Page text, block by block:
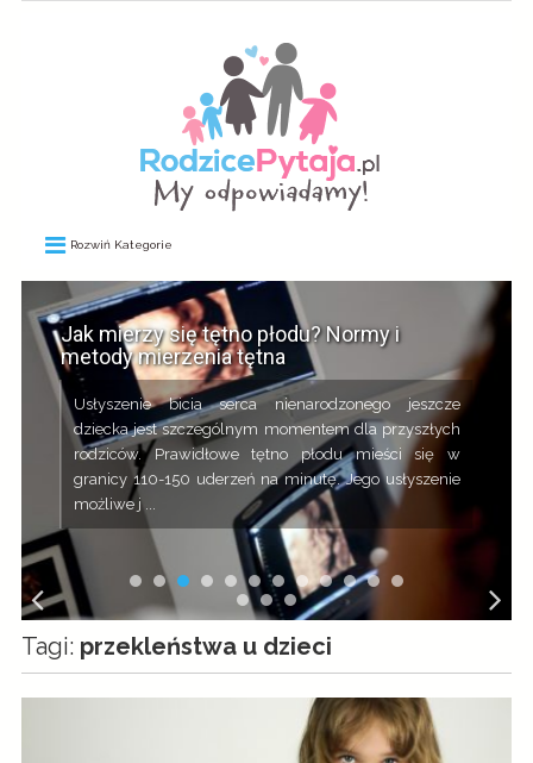
Rozwiń Kategorie
Jak mierzy się tętno płodu? Normy i
metody mierzenia tętna
Usłyszenie bicia serca nienarodzonego jeszcze
dziecka jest szczególnym momentem dla przyszłych
rodziców. Prawidłowe tętno płodu mieści się w
granicy 110-150 uderzeń na minutę. Jego usłyszenie
możliwe j ...
Tagi: przekleństwa u dzieci